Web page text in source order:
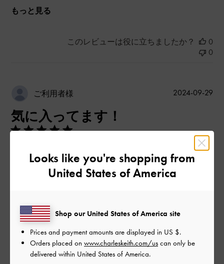
もっと見る
このレビューは役に立ちましたか？
0
0
ご利用者様
気に入ってます！
めちゃくちゃかわいいです。よく褒められます。
その他（シューズ以外） |カラー: ブラック系
とてもよかった
品質
とてもよかった
公
2024-09-29
Looks like you're shopping from
United States of America
Shop our United States of America site
Prices and payment amounts are displayed in US $.
Orders placed on www.charleskeith.com/us can only be
delivered within United States of America.